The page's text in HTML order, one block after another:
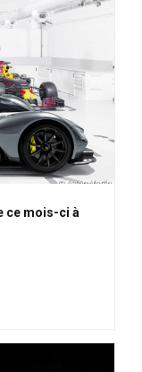
ce mois-ci à